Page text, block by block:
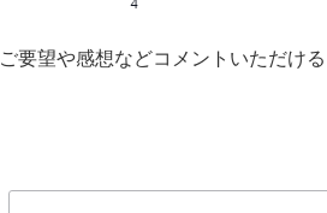
ご要望や感想などコメントいただけ